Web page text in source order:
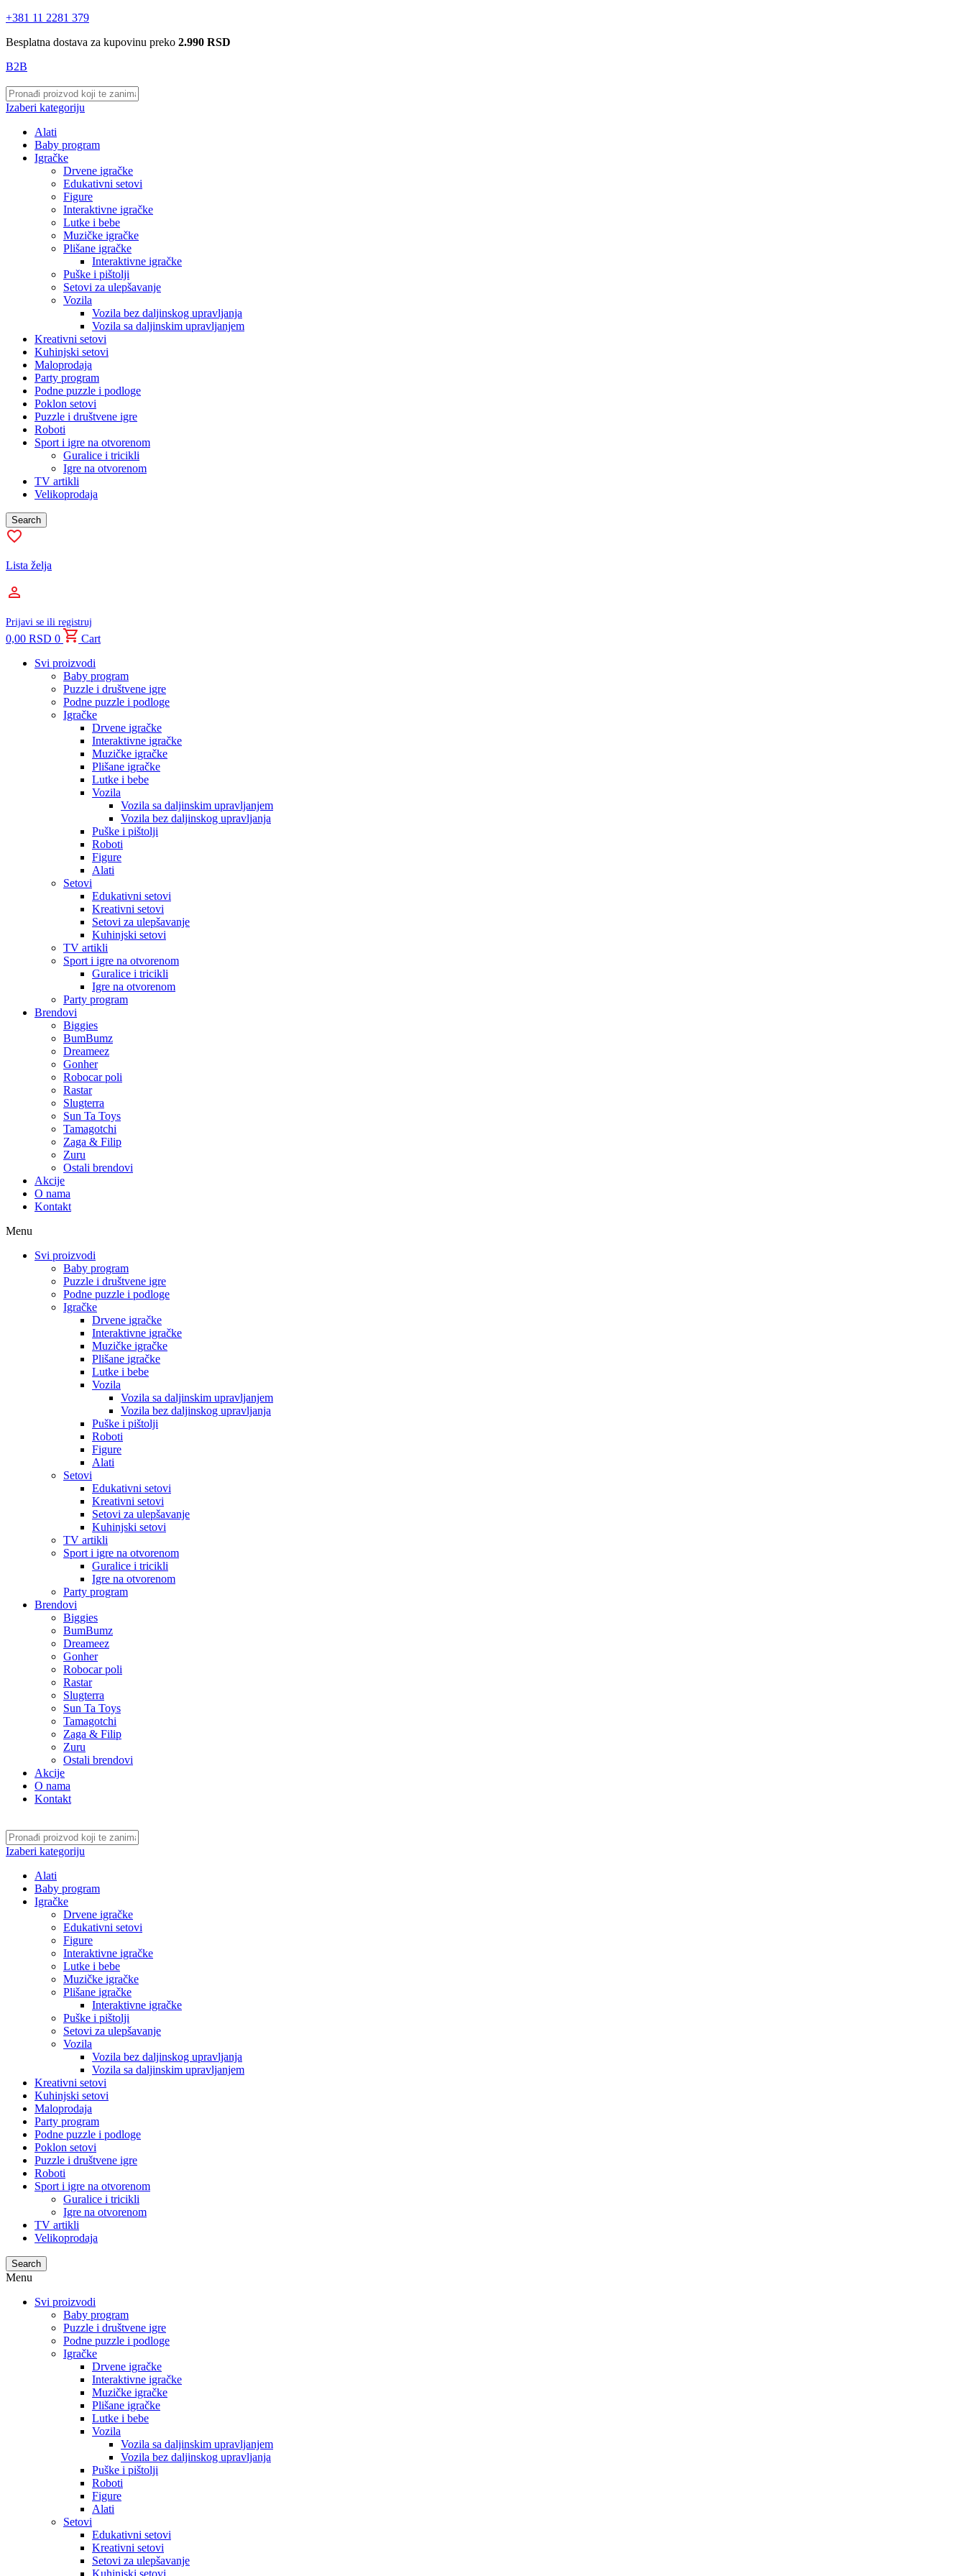
+381 11 2281 379
Besplatna dostava za kupovinu preko 2.990 RSD
B2B
Izaberi kategoriju
Alati
Baby program
Igračke
Drvene igračke
Edukativni setovi
Figure
Interaktivne igračke
Lutke i bebe
Muzičke igračke
Plišane igračke
Interaktivne igračke
Puške i pištolji
Setovi za ulepšavanje
Vozila
Vozila bez daljinskog upravljanja
Vozila sa daljinskim upravljanjem
Kreativni setovi
Kuhinjski setovi
Maloprodaja
Party program
Podne puzzle i podloge
Poklon setovi
Puzzle i društvene igre
Roboti
Sport i igre na otvorenom
Guralice i tricikli
Igre na otvorenom
TV artikli
Velikoprodaja
Search
Lista želja
Prijavi se ili registruj
0,00 RSD 0
Cart
Svi proizvodi
Baby program
Puzzle i društvene igre
Podne puzzle i podloge
Igračke
Drvene igračke
Interaktivne igračke
Muzičke igračke
Plišane igračke
Lutke i bebe
Vozila
Vozila sa daljinskim upravljanjem
Vozila bez daljinskog upravljanja
Puške i pištolji
Roboti
Figure
Alati
Setovi
Edukativni setovi
Kreativni setovi
Setovi za ulepšavanje
Kuhinjski setovi
TV artikli
Sport i igre na otvorenom
Guralice i tricikli
Igre na otvorenom
Party program
Brendovi
Biggies
BumBumz
Dreameez
Gonher
Robocar poli
Rastar
Slugterra
Sun Ta Toys
Tamagotchi
Zaga & Filip
Zuru
Ostali brendovi
Akcije
O nama
Kontakt
Menu
Svi proizvodi
Baby program
Puzzle i društvene igre
Podne puzzle i podloge
Igračke
Drvene igračke
Interaktivne igračke
Muzičke igračke
Plišane igračke
Lutke i bebe
Vozila
Vozila sa daljinskim upravljanjem
Vozila bez daljinskog upravljanja
Puške i pištolji
Roboti
Figure
Alati
Setovi
Edukativni setovi
Kreativni setovi
Setovi za ulepšavanje
Kuhinjski setovi
TV artikli
Sport i igre na otvorenom
Guralice i tricikli
Igre na otvorenom
Party program
Brendovi
Biggies
BumBumz
Dreameez
Gonher
Robocar poli
Rastar
Slugterra
Sun Ta Toys
Tamagotchi
Zaga & Filip
Zuru
Ostali brendovi
Akcije
O nama
Kontakt
Izaberi kategoriju
Alati
Baby program
Igračke
Drvene igračke
Edukativni setovi
Figure
Interaktivne igračke
Lutke i bebe
Muzičke igračke
Plišane igračke
Interaktivne igračke
Puške i pištolji
Setovi za ulepšavanje
Vozila
Vozila bez daljinskog upravljanja
Vozila sa daljinskim upravljanjem
Kreativni setovi
Kuhinjski setovi
Maloprodaja
Party program
Podne puzzle i podloge
Poklon setovi
Puzzle i društvene igre
Roboti
Sport i igre na otvorenom
Guralice i tricikli
Igre na otvorenom
TV artikli
Velikoprodaja
Search
Menu
Svi proizvodi
Baby program
Puzzle i društvene igre
Podne puzzle i podloge
Igračke
Drvene igračke
Interaktivne igračke
Muzičke igračke
Plišane igračke
Lutke i bebe
Vozila
Vozila sa daljinskim upravljanjem
Vozila bez daljinskog upravljanja
Puške i pištolji
Roboti
Figure
Alati
Setovi
Edukativni setovi
Kreativni setovi
Setovi za ulepšavanje
Kuhinjski setovi